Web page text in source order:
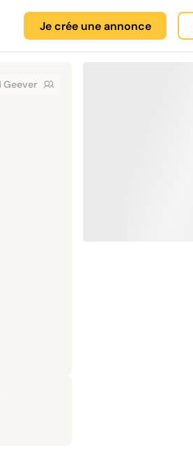
Je crée une annonce
Geever